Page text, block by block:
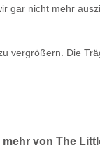
gar nicht mehr
vergrößern. Die
mehr von The